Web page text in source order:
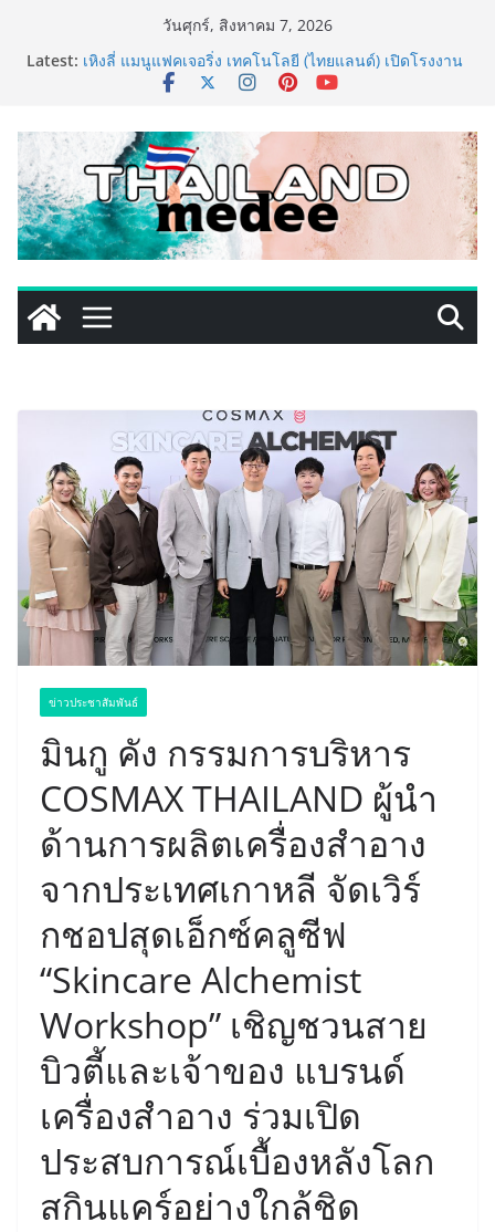
วันศุกร์, สิงหาคม 7, 2026
Latest: เหิงลี่ แมนูแฟคเจอริ่ง เทคโนโลยี (ไทยแลนด์) เปิดโรงงาน
แห่งใหม่ในชลบุรี เดินหน้าขยายฐานการผลิตสู่เอเชียตะวัน
TECNO ประกาศทรานส์ฟอร์มจากเกมมิ่งโฟน สู่ไลฟ์สไตล์
แฟชั่นไอเท็ม เสิร์ฟใหญ่ปักหมุดแลนมาร์คใหม่กลางสถานี
MRT วาง POVA 8 Series จุดเริ่มต้นครั้งสำคัญ
PIPPER STANDARD® เปิดตัวแชมพูอาบน้ำ และ โฟมอาบ
แห้งสัตว์เลี้ยง ชูนวัตกรรมพลังธรรมชาติ “Zero-Residue”
เลียขนได้ ปลอดภัย ไร้สารตกค้าง
เริ่มแล้ว! อ.ต.ก.แฟร์ 4 ภาค @ภาคกลาง “มนต์เสน่ห์เกษตร
ไทย สู่ใจกลางมหานคร” ชวนชิม ช้อป สินค้าเกษตร
คุณภาพจากทั่วไทย วันนี้ – 8 สิงหาคมนี้ ณ ลานคนเมือง
ททท. ประกาศความสำเร็จ Village to the World Season
5 ผนึก 9 พันธมิตร ขับเคลื่อน ESG Tourism สืบสานพระ
ข่าวประชาสัมพันธ์
มินกู คัง กรรมการบริหาร
COSMAX THAILAND ผู้นำ
ด้านการผลิตเครื่องสำอาง
จากประเทศเกาหลี จัดเวิร์
กชอปสุดเอ็กซ์คลูซีฟ
“Skincare Alchemist
Workshop” เชิญชวนสาย
บิวตี้และเจ้าของ แบรนด์
เครื่องสำอาง ร่วมเปิด
ประสบการณ์เบื้องหลังโลก
สกินแคร์อย่างใกล้ชิด